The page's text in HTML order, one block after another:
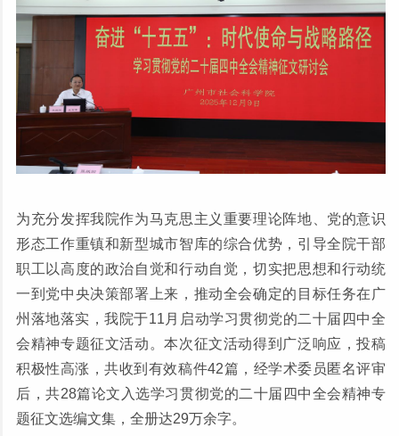
为充分发挥我院作为马克思主义重要理论阵地、党的意识
形态工作重镇和新型城市智库的综合优势，引导全院干部
职工以高度的政治自觉和行动自觉，切实把思想和行动统
一到党中央决策部署上来，推动全会确定的目标任务在广
州落地落实，我院于11月启动学习贯彻党的二十届四中全
会精神专题征文活动。本次征文活动得到广泛响应，投稿
积极性高涨，共收到有效稿件42篇，经学术委员匿名评审
后，共28篇论文入选学习贯彻党的二十届四中全会精神专
题征文选编文集，全册达29万余字。